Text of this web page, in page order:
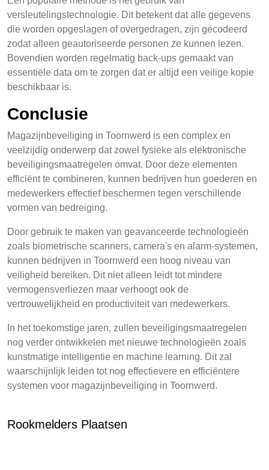
versleutelingstechnologie. Dit betekent dat alle gegevens
die worden opgeslagen of overgedragen, zijn gecodeerd
zodat alleen geautoriseerde personen ze kunnen lezen.
Bovendien worden regelmatig back-ups gemaakt van
essentiële data om te zorgen dat er altijd een veilige kopie
beschikbaar is.
Conclusie
Magazijnbeveiliging in Toornwerd is een complex en
veelzijdig onderwerp dat zowel fysieke als elektronische
beveiligingsmaatregelen omvat. Door deze elementen
efficiënt te combineren, kunnen bedrijven hun goederen en
medewerkers effectief beschermen tegen verschillende
vormen van bedreiging.
Door gebruik te maken van geavanceerde technologieën
zoals biometrische scanners, camera's en alarm-systemen,
kunnen bedrijven in Toornwerd een hoog niveau van
veiligheid bereiken. Dit niet alleen leidt tot mindere
vermogensverliezen maar verhoogt ook de
vertrouwelijkheid en productiviteit van medewerkers.
In het toekomstige jaren, zullen beveiligingsmaatregelen
nog verder ontwikkelen met nieuwe technologieën zoals
kunstmatige intelligentie en machine learning. Dit zal
waarschijnlijk leiden tot nog effectievere en efficiëntere
systemen voor magazijnbeveiliging in Toornwerd.
Rookmelders Plaatsen